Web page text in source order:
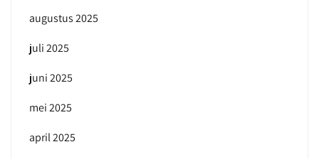
augustus 2025
juli 2025
juni 2025
mei 2025
april 2025